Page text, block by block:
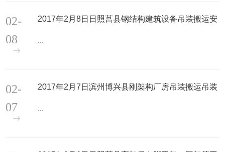
2017年2月8日日照莒县钢结构建筑设备吊装搬运安
...
02-
08
2017年2月7日滨州博兴县刚架构厂房吊装搬运吊装
...
02-
07